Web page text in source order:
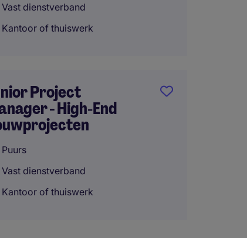
Vast dienstverband
Kantoor of thuiswerk
Project
- High‑End
Puurs
Vast dienstverband
Kantoor of thuiswerk